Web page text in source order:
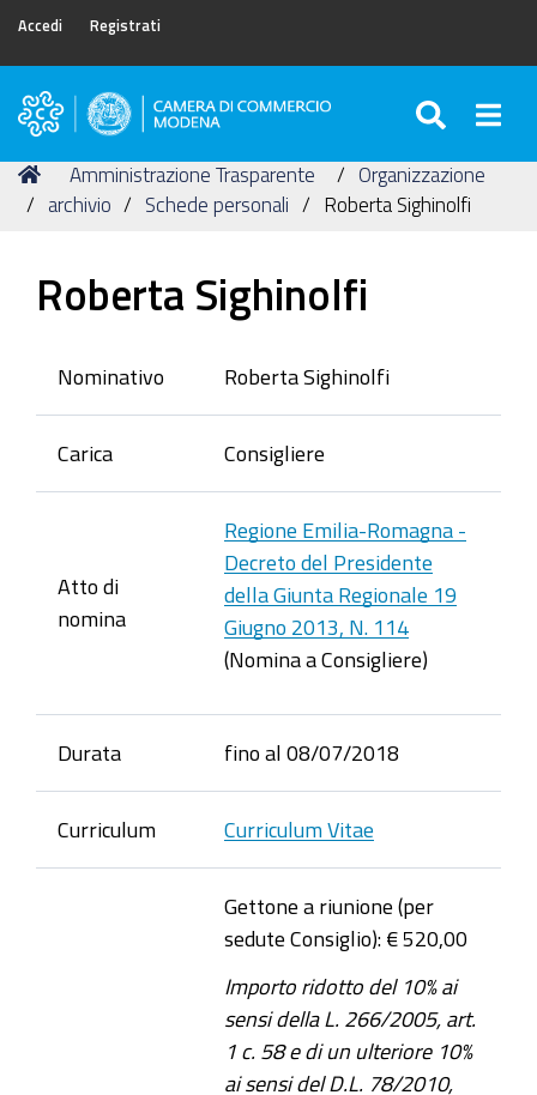
Accedi Registrati
Camera
Commercio
di
Tu
sei
Home
Amministrazione Trasparente
Organizzazione
archivio
Schede personali Roberta Sighinolfi
Roberta Sighinolfi
Nominativo Roberta Sighinolfi
Carica Consigliere
Atto di
nomina
Regione Emilia-Romagna -
Decreto del Presidente
della Giunta Regionale 19
Giugno 2013, N. 114
(Nomina a Consigliere)
Durata fino al 08/07/2018
Curriculum Curriculum Vitae
Gettone a riunione (per
sedute Consiglio): € 520,00
Importo ridotto del 10% ai
sensi della L. 266/2005, art.
1 c. 58 e di un ulteriore 10%
ai sensi del D.L. 78/2010,